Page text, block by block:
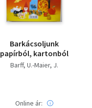
Barkácsoljunk
papírból, kartonból
Barff, U.-Maier, J.
Online ár: